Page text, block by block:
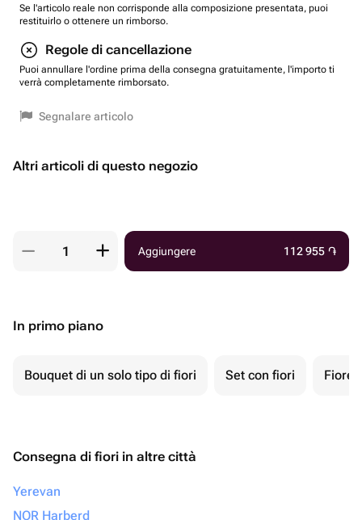
Se l'articolo reale non corrisponde alla composizione presentata, puoi
restituirlo o ottenere un rimborso.
Regole di cancellazione
Puoi annullare l'ordine prima della consegna gratuitamente, l'importo ti
verrà completamente rimborsato.
Segnalare articolo
Altri articoli di questo negozio
Aggiungere 112 955 ֏
In primo piano
Bouquet di un solo tipo di fiori Set con fiori Fiore
Consegna di fiori in altre città
Yerevan
NOR Harberd